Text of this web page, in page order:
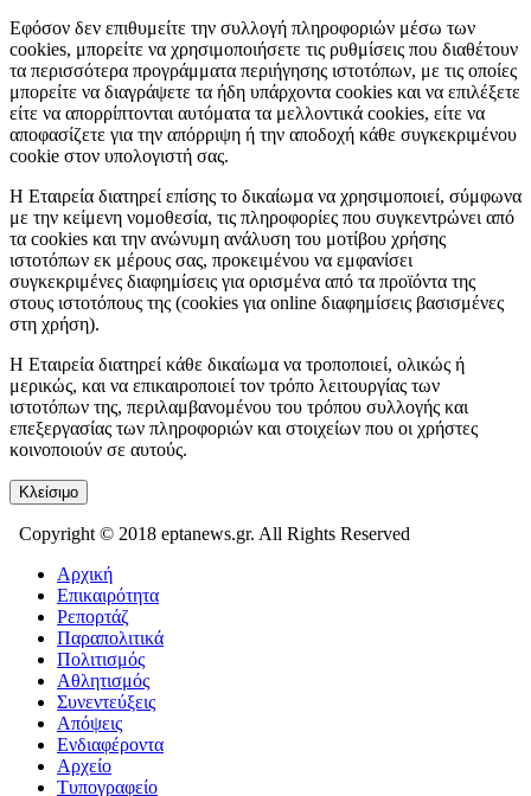
Εφόσον δεν επιθυμείτε την συλλογή πληροφοριών μέσω των
cookies, μπορείτε να χρησιμοποιήσετε τις ρυθμίσεις που διαθέτουν
τα περισσότερα προγράμματα περιήγησης ιστοτόπων, με τις οποίες
μπορείτε να διαγράψετε τα ήδη υπάρχοντα cookies και να επιλέξετε
είτε να απορρίπτονται αυτόματα τα μελλοντικά cookies, είτε να
αποφασίζετε για την απόρριψη ή την αποδοχή κάθε συγκεκριμένου
cookie στον υπολογιστή σας.
Η Εταιρεία διατηρεί επίσης το δικαίωμα να χρησιμοποιεί, σύμφωνα
με την κείμενη νομοθεσία, τις πληροφορίες που συγκεντρώνει από
τα cookies και την ανώνυμη ανάλυση του μοτίβου χρήσης
ιστοτόπων εκ μέρους σας, προκειμένου να εμφανίσει
συγκεκριμένες διαφημίσεις για ορισμένα από τα προϊόντα της
στους ιστοτόπους της (cookies για online διαφημίσεις βασισμένες
στη χρήση).
Η Εταιρεία διατηρεί κάθε δικαίωμα να τροποποιεί, ολικώς ή
μερικώς, και να επικαιροποιεί τον τρόπο λειτουργίας των
ιστοτόπων της, περιλαμβανομένου του τρόπου συλλογής και
επεξεργασίας των πληροφοριών και στοιχείων που οι χρήστες
κοινοποιούν σε αυτούς.
Κλείσιμο
Copyright © 2018 eptanews.gr. All Rights Reserved
Αρχική
Επικαιρότητα
Ρεπορτάζ
Παραπολιτικά
Πολιτισμός
Αθλητισμός
Συνεντεύξεις
Απόψεις
Ενδιαφέροντα
Αρχείο
Τυπογραφείο